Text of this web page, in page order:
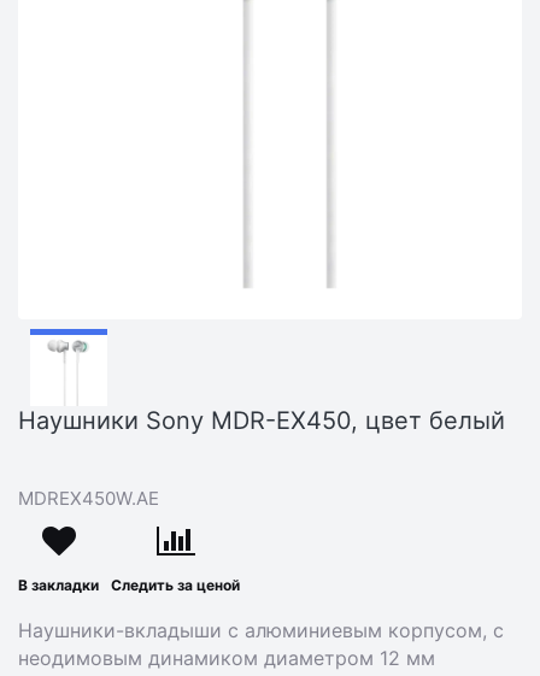
Наушники Sony MDR-EX450, цвет белый
MDREX450W.AE
В закладки Следить за ценой
Наушники-вкладыши с алюминиевым корпусом, с
неодимовым динамиком диаметром 12 мм